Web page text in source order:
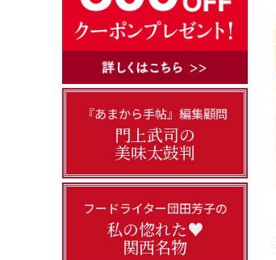
『あまから手帖』編集顧問
門上武司の
美味太鼓判
フードライター団田芳子の
私の惚れた♥
関西名物